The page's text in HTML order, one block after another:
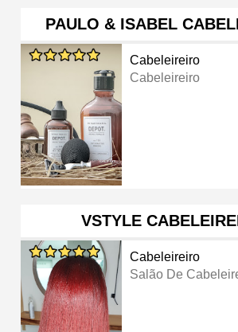
PAULO & ISABEL
Cabeleireiro
Cabeleireiro
VSTYLE
Cabeleireiro
Salão De